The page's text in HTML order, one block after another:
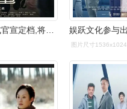
电视剧《甜蜜》正式官宣定档,将在cctv8上映!你期待吗?
图片尺寸1536x1024